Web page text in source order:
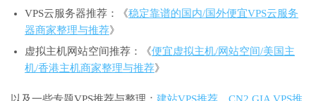
VPS云服务器推荐：《稳定靠谱的国内/国外便宜VPS云服务
器商家整理与推荐》
虚拟主机网站空间推荐：《便宜虚拟主机/网站空间/美国主
机/香港主机商家整理与推荐》